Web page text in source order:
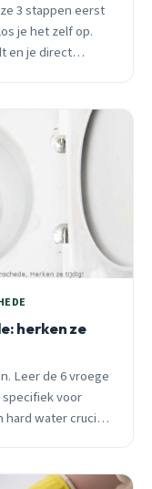
3 stappen eerst
je het zelf op.
en je direct
herken ze
Leer de 6 vroege
voor
water cruciaal